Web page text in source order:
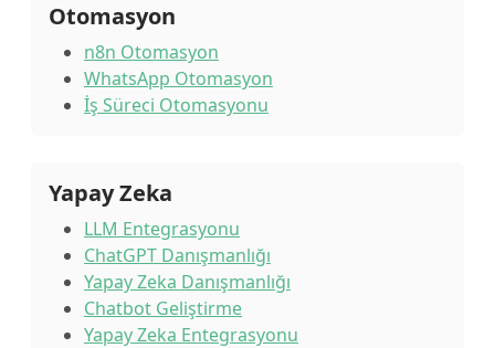
Otomasyon
n8n Otomasyon
WhatsApp Otomasyon
İş Süreci Otomasyonu
Yapay Zeka
LLM Entegrasyonu
ChatGPT Danışmanlığı
Yapay Zeka Danışmanlığı
Chatbot Geliştirme
Yapay Zeka Entegrasyonu